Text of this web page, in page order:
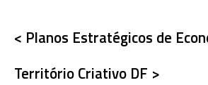
< Planos Estratégicos de
Território Criativo DF >